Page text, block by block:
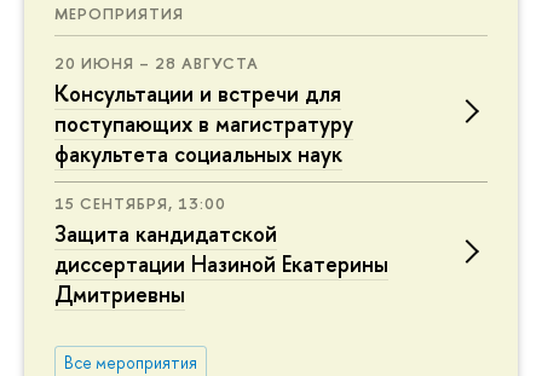
МЕРОПРИЯТИЯ
20 ИЮНЯ – 28 АВГУСТА
Консультации и встречи для
поступающих в магистратуру
факультета социальных наук
15 СЕНТЯБРЯ, 13:00
Защита кандидатской
диссертации Назиной Екатерины
Дмитриевны
Все мероприятия